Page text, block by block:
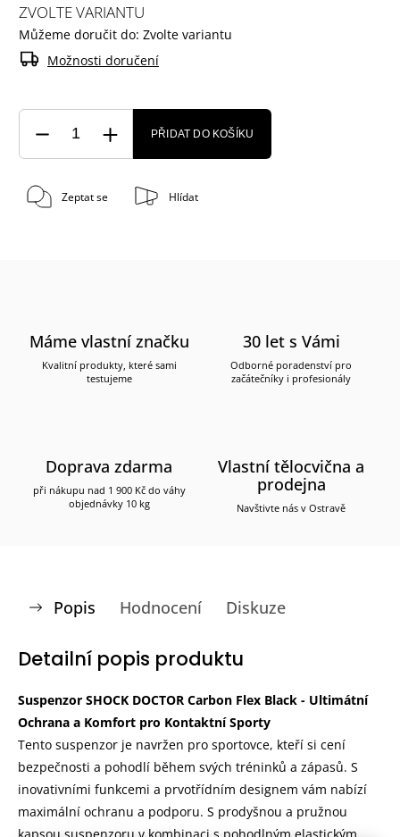
ZVOLTE VARIANTU
Můžeme doručit do: Zvolte variantu
Možnosti doručení
PŘIDAT DO KOŠÍKU
Zeptat se Hlídat
Máme vlastní značku
Kvalitní produkty, které sami
testujeme
30 let s Vámi
Odborné poradenství pro
začátečníky i profesionály
Doprava zdarma
při nákupu nad 1 900 Kč do váhy
objednávky 10 kg
Vlastní tělocvična a
prodejna
Navštivte nás v Ostravě
Popis Hodnocení Diskuze
Detailní popis produktu
Suspenzor SHOCK DOCTOR Carbon Flex Black - Ultimátní
Ochrana a Komfort pro Kontaktní Sporty
Tento suspenzor je navržen pro sportovce, kteří si cení
bezpečnosti a pohodlí během svých tréninků a zápasů. S
inovativními funkcemi a prvotřídním designem vám nabízí
maximální ochranu a podporu. S prodyšnou a pružnou
kapsou suspenzoru v kombinaci s pohodlným elastickým